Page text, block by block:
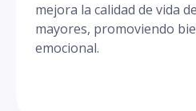
mejora la calidad de vida
mayores, promoviendo
emocional.